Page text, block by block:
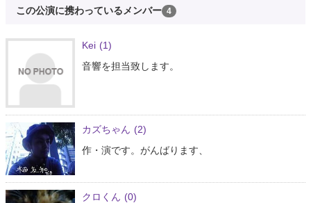
この公演に携わっているメンバー 4
Kei (1)
音響を担当致します。
カズちゃん (2)
作・演です。がんばります、
クロくん (0)